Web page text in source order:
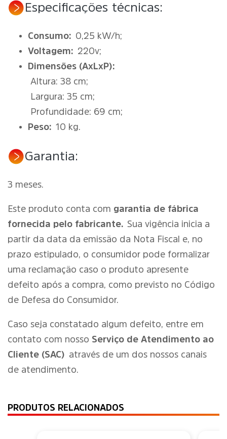
Especificações técnicas:
Consumo: 0,25 kW/h;
Voltagem: 220v;
Dimensões (AxLxP):
Altura: 38 cm;
Largura: 35 cm;
Profundidade: 69 cm;
Peso: 10 kg.
Garantia:
3 meses.
Este produto conta com garantia de fábrica
fornecida pelo fabricante. Sua vigência inicia a
partir da data da emissão da Nota Fiscal e, no
prazo estipulado, o consumidor pode formalizar
uma reclamação caso o produto apresente
defeito após a compra, como previsto no Código
de Defesa do Consumidor.
Caso seja constatado algum defeito, entre em
contato com nosso Serviço de Atendimento ao
Cliente (SAC) através de um dos nossos canais
de atendimento.
PRODUTOS RELACIONADOS